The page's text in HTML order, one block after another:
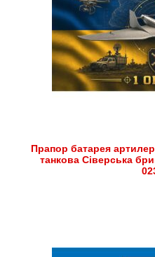
Прапор батарея
танкова Сіверська